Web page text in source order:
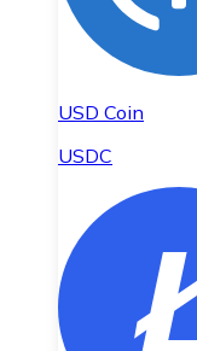
USD Coin
USDC